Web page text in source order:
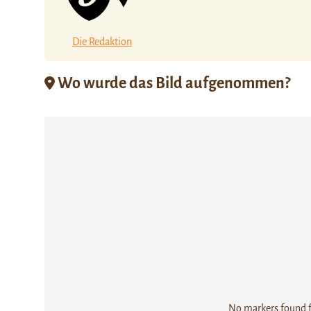
Die Redaktion
Wo wurde das Bild aufgenommen?
No markers found